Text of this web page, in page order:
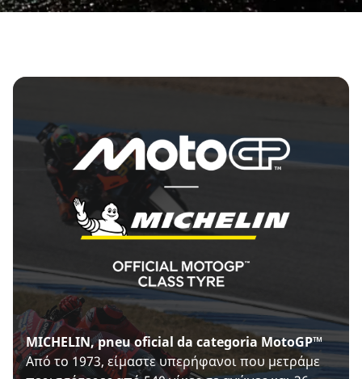
MICHELIN, pneu oficial da categoria MotoGP™
Από το 1973, είμαστε υπερήφανοι που μετράμε